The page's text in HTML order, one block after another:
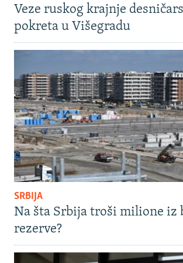
Veze ruskog krajnje
pokreta u Višegradu
SRBIJA
Na šta Srbija troši milione iz
rezerve?